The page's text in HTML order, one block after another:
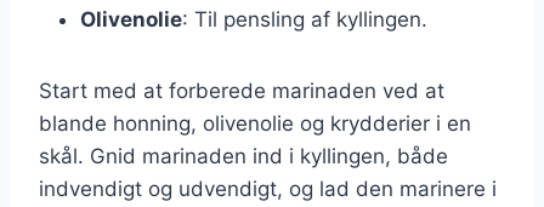
Olivenolie: Til pensling af kyllingen.
Start med at forberede marinaden ved at
blande honning, olivenolie og krydderier i en
skål. Gnid marinaden ind i kyllingen, både
indvendigt og udvendigt, og lad den marinere i